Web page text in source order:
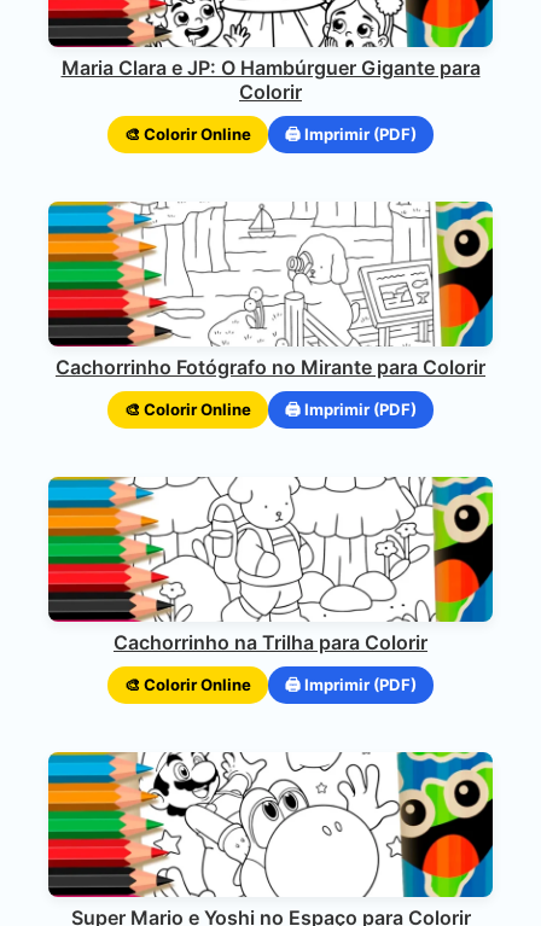
Maria Clara e JP: O Hambúrguer Gigante para
Colorir
🎨 Colorir Online 🖨️ Imprimir (PDF)
Cachorrinho Fotógrafo no Mirante para Colorir
🎨 Colorir Online 🖨️ Imprimir (PDF)
Cachorrinho na Trilha para Colorir
🎨 Colorir Online 🖨️ Imprimir (PDF)
Super Mario e Yoshi no Espaço para Colorir